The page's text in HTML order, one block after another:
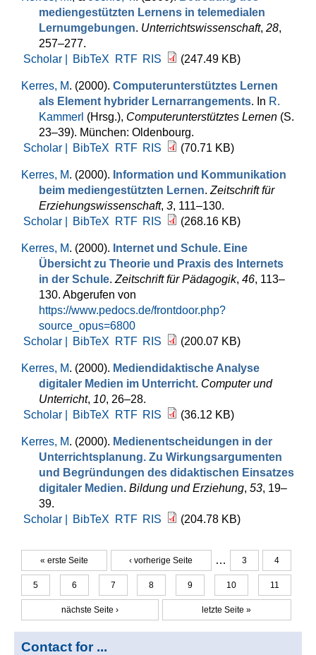
mediengestützten Lernens in telemedialen
Lernumgebungen. Unterrichtswissenschaft, 28,
257–277.
Scholar |
BibTeX RTF RIS (247.49 KB)
Kerres, M. (2000). Computerunterstütztes Lernen
als Element hybrider Lernarrangements. In R.
Kammerl (Hrsg.), Computerunterstütztes Lernen (S.
23–39). München: Oldenbourg.
Scholar |
BibTeX RTF RIS (70.71 KB)
Kerres, M. (2000). Information und Kommunikation
beim mediengestützten Lernen. Zeitschrift für
Erziehungswissenschaft, 3, 111–130.
Scholar |
BibTeX RTF RIS (268.16 KB)
Kerres, M. (2000). Internet und Schule. Eine
Übersicht zu Theorie und Praxis des Internets
in der Schule. Zeitschrift für Pädagogik, 46, 113–
130. Abgerufen von
https://www.pedocs.de/frontdoor.php?
source_opus=6800
Scholar |
BibTeX RTF RIS (200.07 KB)
Kerres, M. (2000). Mediendidaktische Analyse
digitaler Medien im Unterricht. Computer und
Unterricht, 10, 26–28.
Scholar |
BibTeX RTF RIS (36.12 KB)
Kerres, M. (2000). Medienentscheidungen in der
Unterrichtsplanung. Zu Wirkungsargumenten
und Begründungen des didaktischen Einsatzes
digitaler Medien. Bildung und Erziehung, 53, 19–
39.
Scholar |
BibTeX RTF RIS (204.78 KB)
Seiten
« erste Seite ‹ vorherige Seite … 3 4
5 6 7 8 9 10 11
nächste Seite › letzte Seite »
Contact for ...